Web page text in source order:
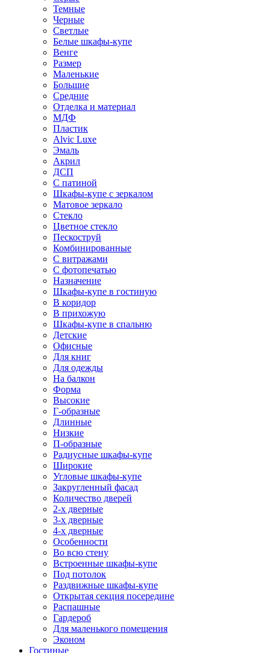
Темные
Черные
Светлые
Белые шкафы-купе
Венге
Размер
Маленькие
Большие
Средние
Отделка и материал
МДФ
Пластик
Alvic Luxe
Эмаль
Акрил
ДСП
С патиной
Шкафы-купе с зеркалом
Матовое зеркало
Стекло
Цветное стекло
Пескоструй
Комбинированные
С витражами
С фотопечатью
Назначение
Шкафы-купе в гостиную
В коридор
В прихожую
Шкафы-купе в спальню
Детские
Офисные
Для книг
Для одежды
На балкон
Форма
Высокие
Г-образные
Длинные
Низкие
П-образные
Радиусные шкафы-купе
Широкие
Угловые шкафы-купе
Закругленный фасад
Количество дверей
2-х дверные
3-х дверные
4-х дверные
Особенности
Во всю стену
Встроенные шкафы-купе
Под потолок
Раздвижные шкафы-купе
Открытая секция посередине
Распашные
Гардероб
Для маленького помещения
Эконом
Гостиные